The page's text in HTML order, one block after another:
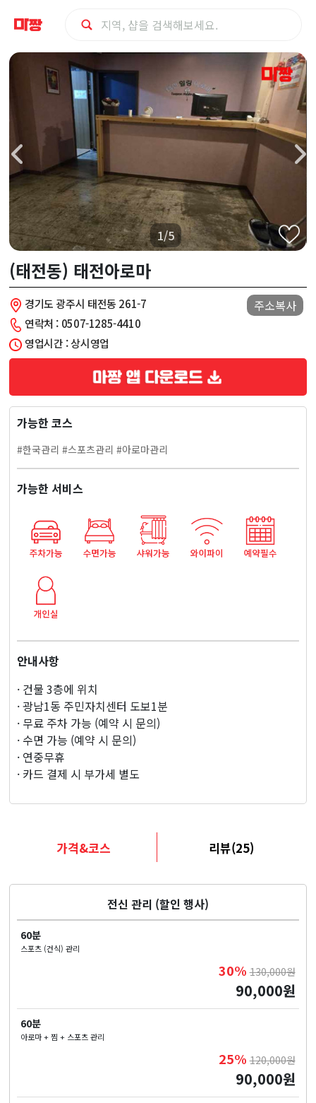
광
주
시
(태
전
동)
태
전
아
로
마
마
사
지
1/5
(태전동) 태전아로마
경기도 광주시 태전동 261-7 주소복사
연락처 : 0507-1285-4410
영업시간 : 상시영업
가능한 코스
#한국관리 #스포츠관리 #아로마관리
가능한 서비스
안내사항
· 건물 3층에 위치
· 광남1동 주민자치센터 도보1분
· 무료 주차 가능 (예약 시 문의)
· 수면 가능 (예약 시 문의)
· 연중무휴
· 카드 결제 시 부가세 별도
가격&코스 리뷰(25)
전신 관리 (할인 행사)
60분
스포츠 (건식) 관리
30% 130,000원
90,000원
60분
아로마 + 찜 + 스포츠 관리
25% 120,000원
90,000원